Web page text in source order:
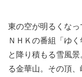
東の空が明るくなっ
ＮＨＫの番組「ゆ
と降り積もる雪風
る金華山。その頂